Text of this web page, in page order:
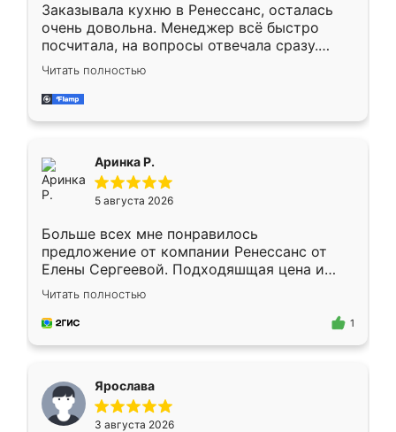
Заказывала кухню в Ренессанс, осталась
очень довольна. Менеджер всё быстро
посчитала, на вопросы отвечала сразу.
Замерщик приехал в субботу, подошёл к
делу со всей ответственностью. Собрали
за день, ребята работали аккуратно, даже
Читать полностью
Аринка Р.
5 августа 2026
Больше всех мне понравилось
предложение от компании Ренессанс от
Елены Сергеевой. Подходяшщая цена и
короткие сроки изготовления. Приехавший
для замера сотрудник Владислав
предложил по моему эскизу самый
Читать полностью
1
Ярослава
3 августа 2026